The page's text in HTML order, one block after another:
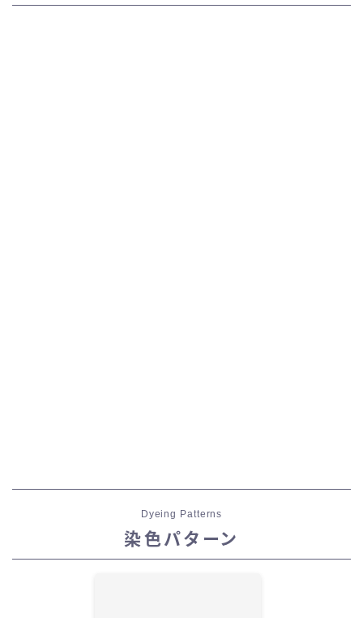
Dyeing Patterns
染色パターン